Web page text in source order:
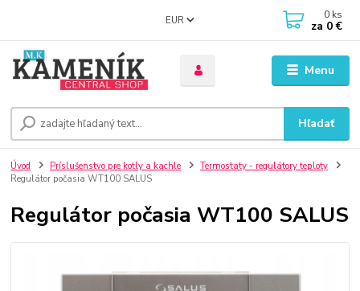
Menu
EUR
Hľadať
0 ks
za 0 €
Úvod Príslušenstvo pre kotly a kachle
Termostaty - regulátory teploty
Regulátor počasia WT100 SALUS
Regulátor počasia WT100 SALUS